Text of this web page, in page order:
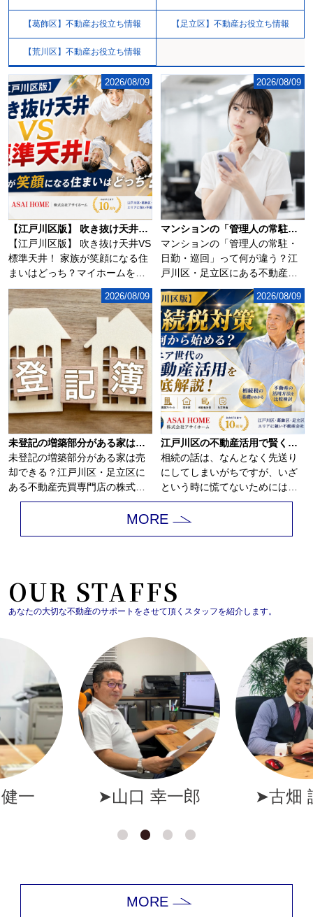
【葛飾区】不動産お役立ち情報 【足立区】不動産お役立ち情報
【荒川区】不動産お役立ち情報
【江戸川区版】 吹き抜け天井VS標準天井！ 家族が笑顔になる住まいはどっち？
【江戸川区版】 吹き抜け天井VS
標準天井！ 家族が笑顔になる住
まいはどっち？マイホームを検
討するとき...
2026/08/09
マンションの「管理人の常駐・日勤・巡回」って何が違う？
マンションの「管理人の常駐・
日勤・巡回」って何が違う？江
戸川区・足立区にある不動産売
買専門店の株式会...
2026/08/09
未登記の増築部分がある家は売却できる？
未登記の増築部分がある家は売
却できる？江戸川区・足立区に
ある不動産売買専門店の株式会
社アサイホームで...
2026/08/09
江戸川区の不動産活用で賢く相続税対策！家族が安心できる生前準備の進め方
相続の話は、なんとなく先送り
にしてしまいがちですが、いざ
という時に慌てないためには、
早めの相続税対策...
2026/08/09
MORE
OUR STAFFS
あなたの大切な不動産のサポートをさせて頂くスタッフを紹介します。
郎 ➤古畑 誠一郎 ➤岩井
MORE